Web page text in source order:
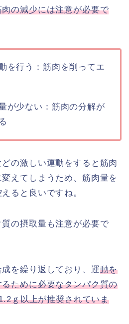
の減少には注意が必要で
を行う：筋肉を削ってエ
が少ない：筋肉の分解が
の激しい運動をすると筋肉
えてしまうため、筋肉量を
ると良いですね。
の摂取量も注意が必要で
を繰り返しており、運動を
ために必要なタンパク質の
ｇ以上が推奨されていま